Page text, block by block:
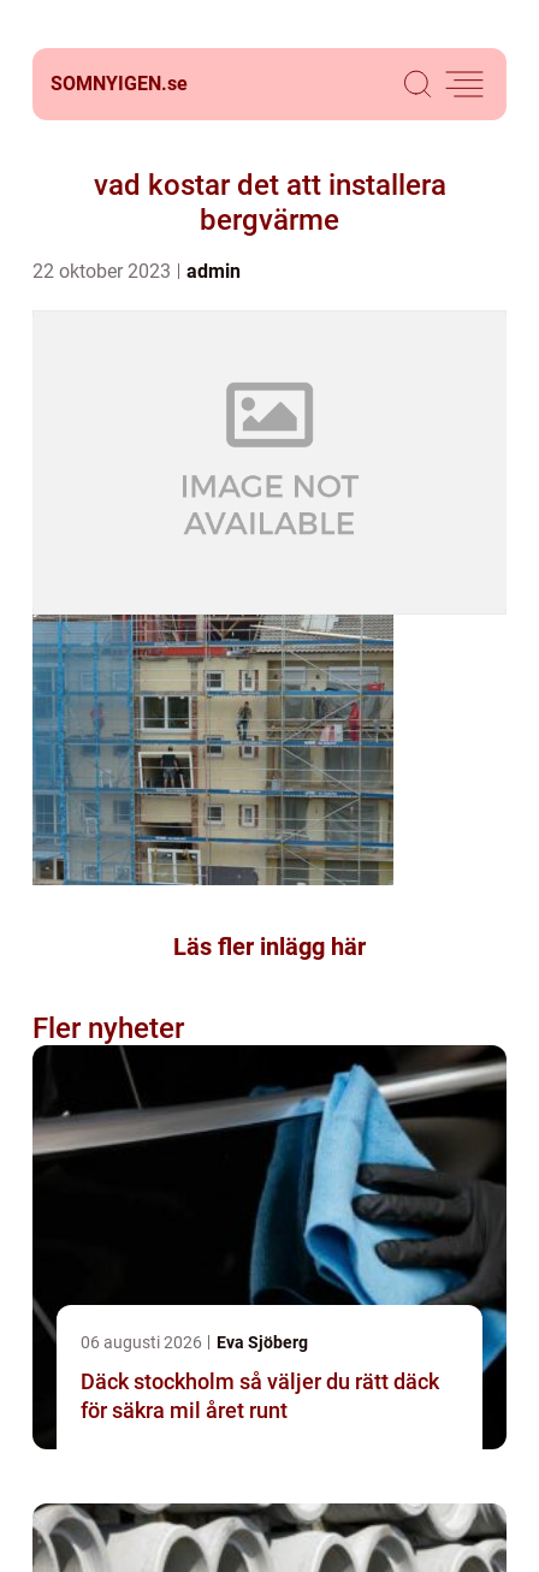
SOMNYIGEN.se
vad kostar det att installera
bergvärme
22 oktober 2023 admin
Läs fler inlägg här
Fler nyheter
06 augusti 2026 Eva Sjöberg
Däck stockholm så väljer du rätt däck
för säkra mil året runt